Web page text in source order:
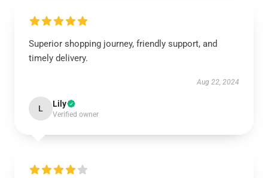
Superior shopping journey, friendly support, and
timely delivery.
Aug 22, 2024
L Lily
Verified owner